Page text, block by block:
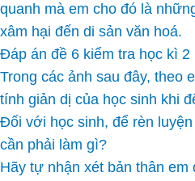
quanh mà em cho đó là
xâm hại đến di sản văn hoá.
Đáp án đề 6 kiểm tra học kì 2
Trong các ảnh sau đây, theo
tính giản dị của học sinh khi
Đối với học sinh, để rèn
cần phải làm gì?
Hãy tự nhận xét bản thân